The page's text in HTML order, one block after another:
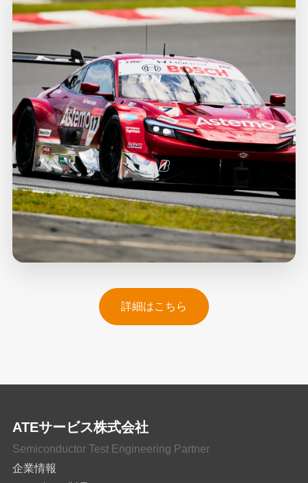
詳細はこちら
ATEサービス株式会社
Semiconductor Test Engineering Partner
企業情報